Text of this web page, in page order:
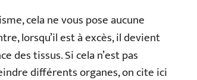
cela ne vous pose aucune
lorsqu’il est à excès, il devient
des tissus. Si cela n’est pas
différents organes, on cite ici